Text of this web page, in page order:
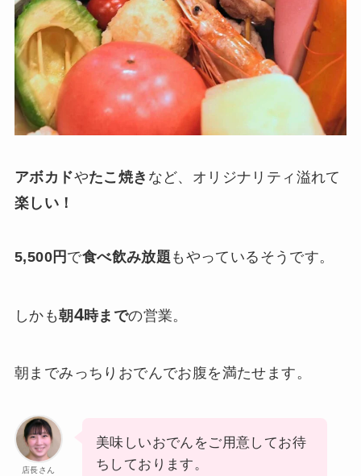
アボカドやたこ焼き など、オリジナリティ溢れて
楽しい！
5,500円 で食べ飲み放題 もやっているそうです。
しかも朝4時までの営業。
朝までみっちりおでんでお腹を満たせます。
店長さん
美味しいおでんをご用意してお待
ちしております。